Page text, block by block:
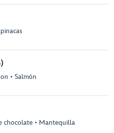
• Salmón
chocolate • Mantequilla